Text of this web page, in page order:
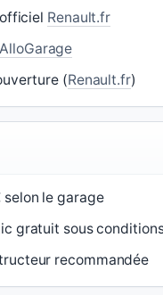
Renault.fr
AlloGarage
(Renault.fr)
selon le garage
gratuit sous
recommandée